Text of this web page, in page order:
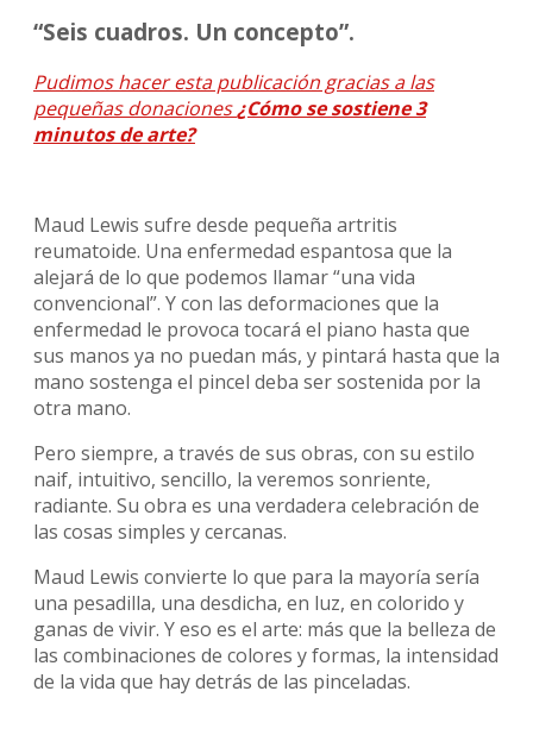
“Seis cuadros. Un concepto”.
Pudimos hacer esta publicación gracias a las
pequeñas donaciones¿Cómo se sostiene 3
minutos de arte?
Maud Lewis sufre desde pequeña artritis
reumatoide. Una enfermedad espantosa que la
alejará de lo que podemos llamar “una vida
convencional”. Y con las deformaciones que la
enfermedad le provoca tocará el piano hasta que
sus manos ya no puedan más, y pintará hasta que la
mano sostenga el pincel deba ser sostenida por la
otra mano.
Pero siempre, a través de sus obras, con su estilo
naif, intuitivo, sencillo, la veremos sonriente,
radiante. Su obra es una verdadera celebración de
las cosas simples y cercanas.
Maud Lewis convierte lo que para la mayoría sería
una pesadilla, una desdicha, en luz, en colorido y
ganas de vivir. Y eso es el arte: más que la belleza de
las combinaciones de colores y formas, la intensidad
de la vida que hay detrás de las pinceladas.